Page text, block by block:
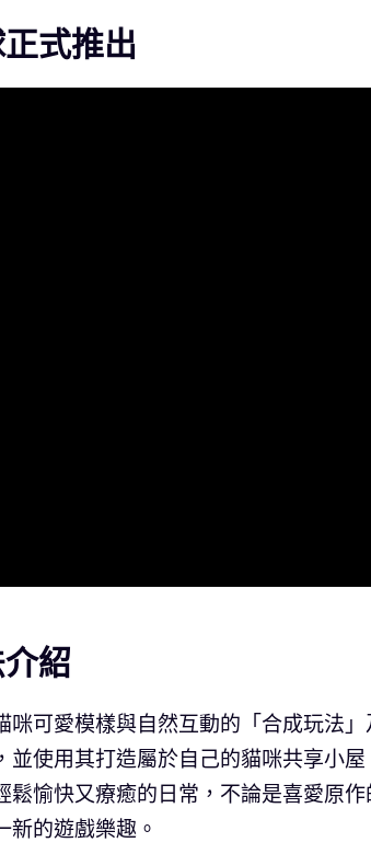
式推出
紹
咪可愛模樣與自然互動的「合成玩法」
並使用其打造屬於自己的貓咪共享小屋
愉快又療癒的日常，不論是喜愛原作
的遊戲樂趣。